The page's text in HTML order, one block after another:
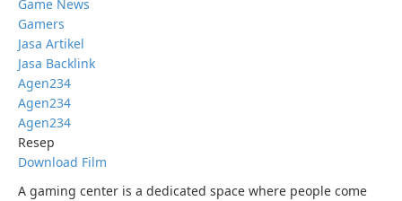
Game News
Gamers
Jasa Artikel
Jasa Backlink
Agen234
Agen234
Agen234
Resep
Download Film
A gaming center is a dedicated space where people come